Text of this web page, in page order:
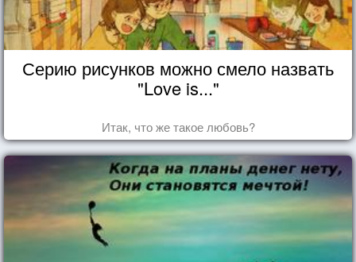
Серию рисунков можно смело назвать
"Love is..."
Итак, что же такое любовь?